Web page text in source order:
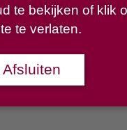
boeket van gele
hij indruk met zijn
sappige consistentie.
zuurgraad
te bekijken of klik
te verlaten.
Afsluiten